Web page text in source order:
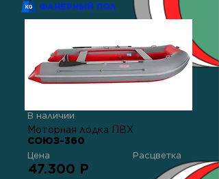
ФАНЕРНЫЙ ПОЛ
В наличии
Моторная лодка ПВХ
СОЮЗ-360
Цена Расцветка
47.300 Р